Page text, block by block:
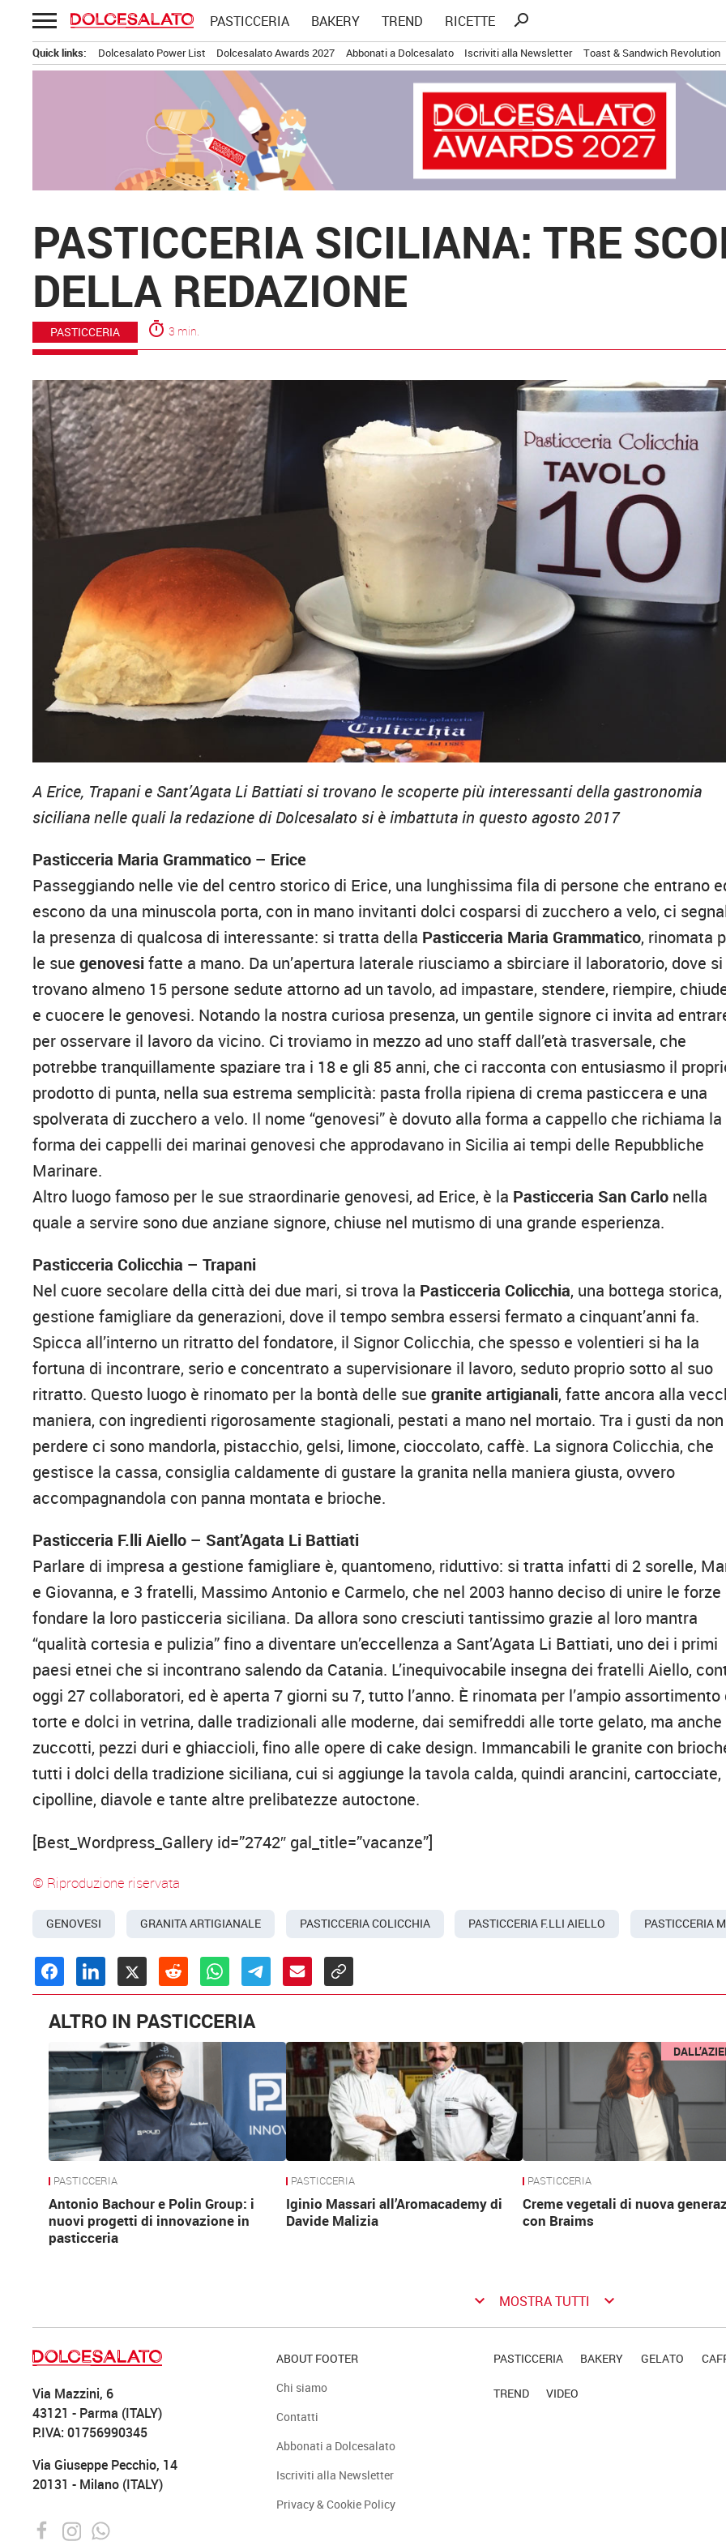
Passa
al
contenuto
PASTICCERIA BAKERY TREND RICETTE
Ricerca
search
Quick links: Dolcesalato Power List Dolcesalato Awards 2027 Abbonati a Dolcesalato Iscriviti alla Newsletter Toast & Sandwich Revolution
PASTICCERIA SICILIANA: TRE
DELLA REDAZIONE
PASTICCERIA timer 3 min.
A Erice, Trapani e Sant’Agata Li Battiati si trovano le scoperte più interessanti della gastronomia
siciliana nelle quali la redazione di Dolcesalato si è imbattuta in questo agosto 2017
Pasticceria Maria Grammatico – Erice
Passeggiando nelle vie del centro storico di Erice, una lunghissima fila di persone che entrano
escono da una minuscola porta, con in mano invitanti dolci cosparsi di zucchero a velo, ci
la presenza di qualcosa di interessante: si tratta della Pasticceria Maria Grammatico, rinomata
le suegenovesi fatte a mano. Da un’apertura laterale riusciamo a sbirciare il laboratorio, dove si
trovano almeno 15 persone sedute attorno ad un tavolo, ad impastare, stendere, riempire,
e cuocere le genovesi. Notando la nostra curiosa presenza, un gentile signore ci invita ad
per osservare il lavoro da vicino. Ci troviamo in mezzo ad uno staff dall’età trasversale, che
potrebbe tranquillamente spaziare tra i 18 e gli 85 anni, che ci racconta con entusiasmo il
prodotto di punta, nella sua estrema semplicità: pasta frolla ripiena di crema pasticcera e una
spolverata di zucchero a velo. Il nome “genovesi” è dovuto alla forma a cappello che richiama la
forma dei cappelli dei marinai genovesi che approdavano in Sicilia ai tempi delle Repubbliche
Marinare.
Altro luogo famoso per le sue straordinarie genovesi, ad Erice, è la Pasticceria San Carlo nella
quale a servire sono due anziane signore, chiuse nel mutismo di una grande esperienza.
Pasticceria Colicchia – Trapani
Nel cuore secolare della città dei due mari, si trova la Pasticceria Colicchia, una bottega storica,
gestione famigliare da generazioni, dove il tempo sembra essersi fermato a cinquant’anni fa.
Spicca all’interno un ritratto del fondatore, il Signor Colicchia, che spesso e volentieri si ha la
fortuna di incontrare, serio e concentrato a supervisionare il lavoro, seduto proprio sotto al suo
ritratto. Questo luogo è rinomato per la bontà delle suegranite artigianali, fatte ancora alla
maniera, con ingredienti rigorosamente stagionali, pestati a mano nel mortaio. Tra i gusti da non
perdere ci sono mandorla, pistacchio, gelsi, limone, cioccolato, caffè. La signora Colicchia, che
gestisce la cassa, consiglia caldamente di gustare la granita nella maniera giusta, ovvero
accompagnandola con panna montata e brioche.
Pasticceria F.lli Aiello – Sant’Agata Li Battiati
Parlare di impresa a gestione famigliare è, quantomeno, riduttivo: si tratta infatti di 2 sorelle,
e Giovanna, e 3 fratelli, Massimo Antonio e Carmelo, che nel 2003 hanno deciso di unire le forze
fondare la loro pasticceria siciliana. Da allora sono cresciuti tantissimo grazie al loro mantra
“qualità cortesia e pulizia” fino a diventare un’eccellenza a Sant’Agata Li Battiati, uno dei i primi
paesi etnei che si incontrano salendo da Catania. L’inequivocabile insegna dei fratelli Aiello,
oggi 27 collaboratori, ed è aperta 7 giorni su 7, tutto l’anno. È rinomata per l’ampio assortimento
torte e dolci in vetrina, dalle tradizionali alle moderne, dai semifreddi alle torte gelato, ma anche
zuccotti, pezzi duri e ghiaccioli, fino alle opere di cake design. Immancabili le granite con
tutti i dolci della tradizione siciliana, cui si aggiunge la tavola calda, quindi arancini, cartocciate,
cipolline, diavole e tante altre prelibatezze autoctone.
[Best_Wordpress_Gallery id=”2742″ gal_title=”vacanze”]
© Riproduzione riservata
GENOVESI GRANITA ARTIGIANALE PASTICCERIA COLICCHIA PASTICCERIA F.LLI AIELLO PASTICCERIA
ALTRO IN PASTICCERIA
PASTICCERIA
Antonio Bachour e Polin Group: i
nuovi progetti di innovazione in
pasticceria
PASTICCERIA
Iginio Massari all’Aromacademy di
Davide Malizia
PASTICCERIA
Creme vegetali di nuova
con Braims
keyboard_arrow_down MOSTRA TUTTI keyboard_arrow_down
Via Mazzini, 6
43121 - Parma (ITALY)
P.IVA: 01756990345
Via Giuseppe Pecchio, 14
20131 - Milano (ITALY)
ABOUT FOOTER
Chi siamo
Contatti
Abbonati a Dolcesalato
Iscriviti alla Newsletter
Privacy & Cookie Policy
PASTICCERIA BAKERY GELATO
TREND VIDEO